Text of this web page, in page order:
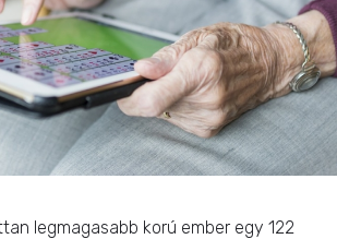
legmagasabb korú ember egy 122